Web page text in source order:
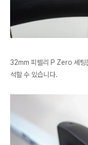
32mm 피렐리 P Zero 세팅
석할 수 있습니다.